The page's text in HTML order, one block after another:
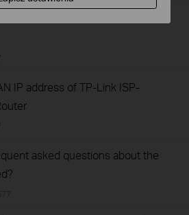
on TP-Link ISP-customized
IP address of TP-Link ISP-
asked questions about the